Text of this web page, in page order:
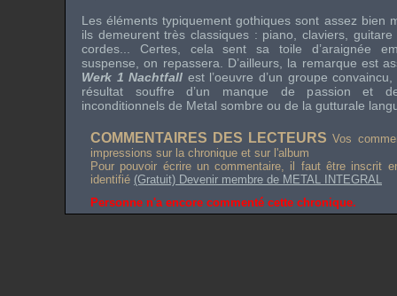
Les éléments typiquement gothiques sont assez bien
ils demeurent très classiques : piano, claviers,
cordes... Certes, cela sent sa toile d’araignée
suspense, on repassera. D’ailleurs, la remarque est
Werk 1 Nachtfall est l’oeuvre d’un groupe
résultat souffre d’un manque de passion et
inconditionnels de Metal sombre ou de la gutturale
COMMENTAIRES DES LECTEURS Vos
impressions sur la chronique et sur l'album
Pour pouvoir écrire un commentaire, il faut être inscrit
identifié (Gratuit) Devenir membre de METAL INTEGRAL
Personne n'a encore commenté cette chronique.